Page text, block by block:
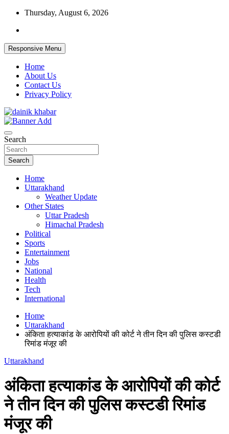
Skip
content
Thursday, August 6, 2026
Responsive Menu
Home
About Us
Contact Us
Privacy Policy
Dainikkhabar.in – Uttarakhand Daily
Hindi News Website
Search
Search
Home
Uttarakhand
Weather Update
Other States
Uttar Pradesh
Himachal Pradesh
Political
Sports
Entertainment
Jobs
National
Health
Tech
International
Home
Uttarakhand
अंकिता हत्याकांड के आरोपियों की कोर्ट ने तीन दिन की पुलिस कस्टडी
रिमांड मंजूर की
Uttarakhand
अंकिता हत्याकांड के आरोपियों की कोर्ट
ने तीन दिन की पुलिस कस्टडी रिमांड
मंजूर की